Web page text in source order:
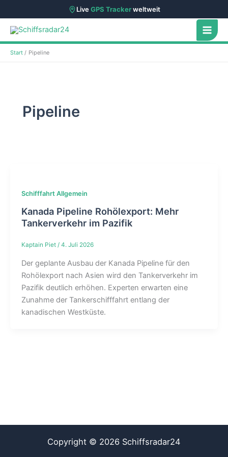
LiveGPS Trackerweltweit
Zum
Inhalt
springen
Start Pipeline
Pipeline
Schifffahrt Allgemein
Kanada Pipeline Rohölexport: Mehr
Tankerverkehr im Pazifik
Kaptain Piet / 4. Juli 2026
Der geplante Ausbau der Kanada Pipeline für den
Rohölexport nach Asien wird den Tankerverkehr im
Pazifik deutlich erhöhen. Experten erwarten eine
Zunahme der Tankerschifffahrt entlang der
kanadischen Westküste.
Copyright © 2026 Schiffsradar24